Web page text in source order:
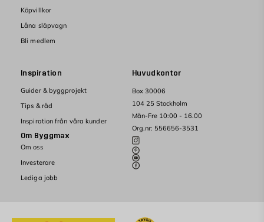
Huvudkontor
Box 30006
104 25 Stockholm
Mån-Fre 10:00 - 16.00
Org.nr: 556656-3531
Köpvillkor
Låna släpvagn
Bli medlem
Inspiration
Guider & byggprojekt
Tips & råd
Inspiration från våra kunder
Om Byggmax
Om oss
Investerare
Lediga jobb